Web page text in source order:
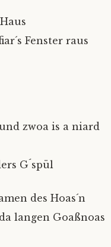
Fenster raus
zwoa is a niard
G´spül
des Hoas´n
langen Goaßnoas